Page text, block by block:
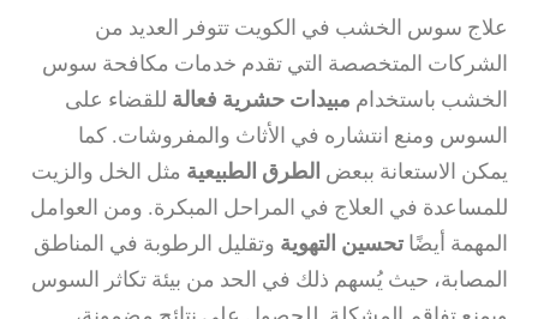
علاج سوس الخشب في الكويت تتوفر العديد من
الشركات المتخصصة التي تقدم خدمات مكافحة سوس
الخشب باستخدام مبيدات حشرية فعالة للقضاء على
السوس ومنع انتشاره في الأثاث والمفروشات. كما
يمكن الاستعانة ببعض الطرق الطبيعية مثل الخل والزيت
للمساعدة في العلاج في المراحل المبكرة. ومن العوامل
المهمة أيضًا تحسين التهوية وتقليل الرطوبة في المناطق
المصابة، حيث يُسهم ذلك في الحد من بيئة تكاثر السوس